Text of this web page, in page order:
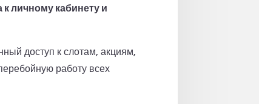
личному кабинету и
доступ к слотам, акциям,
работу всех